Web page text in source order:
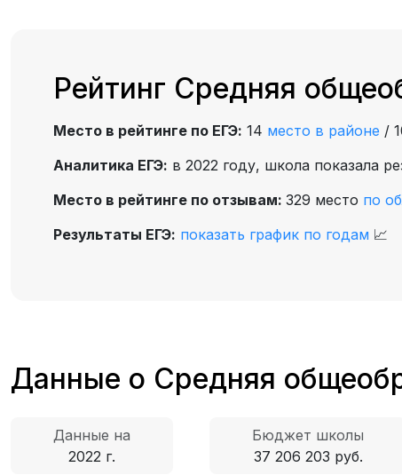
Рейтинг Средняя
Место в рейтинге по ЕГЭ: 14 место в районе /
Аналитика ЕГЭ: в 2022 году, школа показала
Место в рейтинге по отзывам: 329 место по
Результаты ЕГЭ: показать график по годам 📈
Данные о Средняя
Данные на
2022 г.
Бюджет школы
37 206 203 руб.